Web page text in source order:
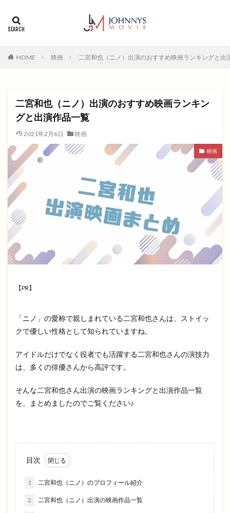
HOME 映画 二宮和也（ニノ）出演のおすすめ映画ランキングと出
二宮和也（ニノ）出演のおすすめ映画ランキン
グと出演作品一覧
2021年2月6日 映画
映画
【PR】
「ニノ」の愛称で親しまれている二宮和也さんは、ストイッ
クで優しい性格として知られていますね。
アイドルだけでなく役者でも活躍する二宮和也さんの演技力
は、多くの俳優さんから高評です。
そんな二宮和也さん出演の映画ランキングと出演作品一覧
を、まとめましたのでご覧ください♪
目次
1 二宮和也（ニノ）のプロフィール紹介
2 二宮和也（ニノ）出演の映画作品一覧
2018年
2019年 アクション
アニメ
ヒューマンドラマ映画
ファンタジー映画
ホラー
青春
検索